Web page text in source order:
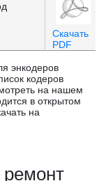
Скачать
PDF
энкодеров
кодеров
на нашем
в открытом
на
ремонт